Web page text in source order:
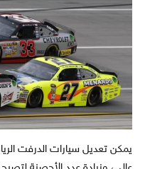
يمكن تعديل سيارات الدرفت